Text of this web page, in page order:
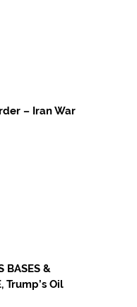
– Iran War
BASES &
Trump’s Oil